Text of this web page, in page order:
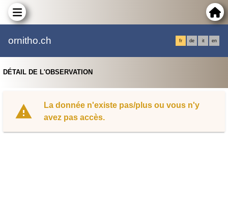
ornitho.ch fr de it en
DÉTAIL DE L'OBSERVATION
La donnée n'existe pas/plus ou vous n'y
avez pas accès.